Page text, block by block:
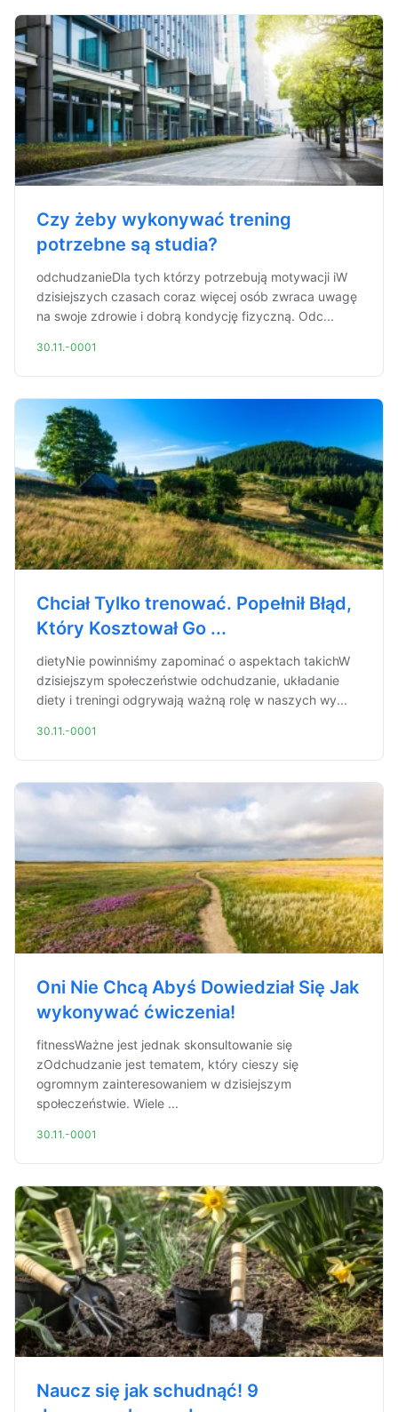
Czy żeby wykonywać trening
potrzebne są studia?
odchudzanieDla tych którzy potrzebują motywacji iW
dzisiejszych czasach coraz więcej osób zwraca uwagę
na swoje zdrowie i dobrą kondycję fizyczną. Odc...
30.11.-0001
Chciał Tylko trenować. Popełnił Błąd,
Który Kosztował Go ...
dietyNie powinniśmy zapominać o aspektach takichW
dzisiejszym społeczeństwie odchudzanie, układanie
diety i treningi odgrywają ważną rolę w naszych wy...
30.11.-0001
Oni Nie Chcą Abyś Dowiedział Się Jak
wykonywać ćwiczenia!
fitnessWażne jest jednak skonsultowanie się
zOdchudzanie jest tematem, który cieszy się
ogromnym zainteresowaniem w dzisiejszym
społeczeństwie. Wiele ...
30.11.-0001
Naucz się jak schudnąć! 9